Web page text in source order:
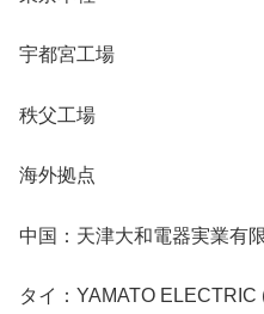
宇都宮工場
秩父工場
海外拠点
中国：天津大和電器実業有
タイ：YAMATO